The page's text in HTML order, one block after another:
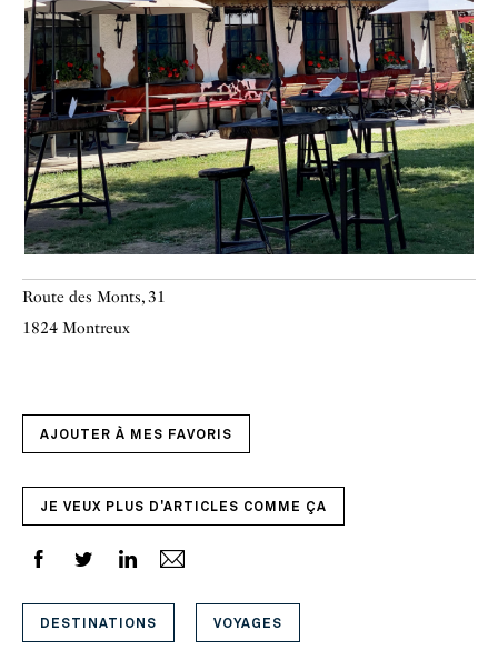
Route des Monts, 31
1824 Montreux
AJOUTER À MES FAVORIS
JE VEUX PLUS D'ARTICLES COMME ÇA
DESTINATIONS VOYAGES